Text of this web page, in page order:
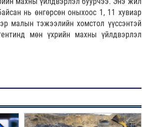
нь өнгөрсөн оныхоос 1, 11 хувиар
малын тэжээлийн хомстол үүссэнтэй
мөн үхрийн махны үйлдвэрлэл